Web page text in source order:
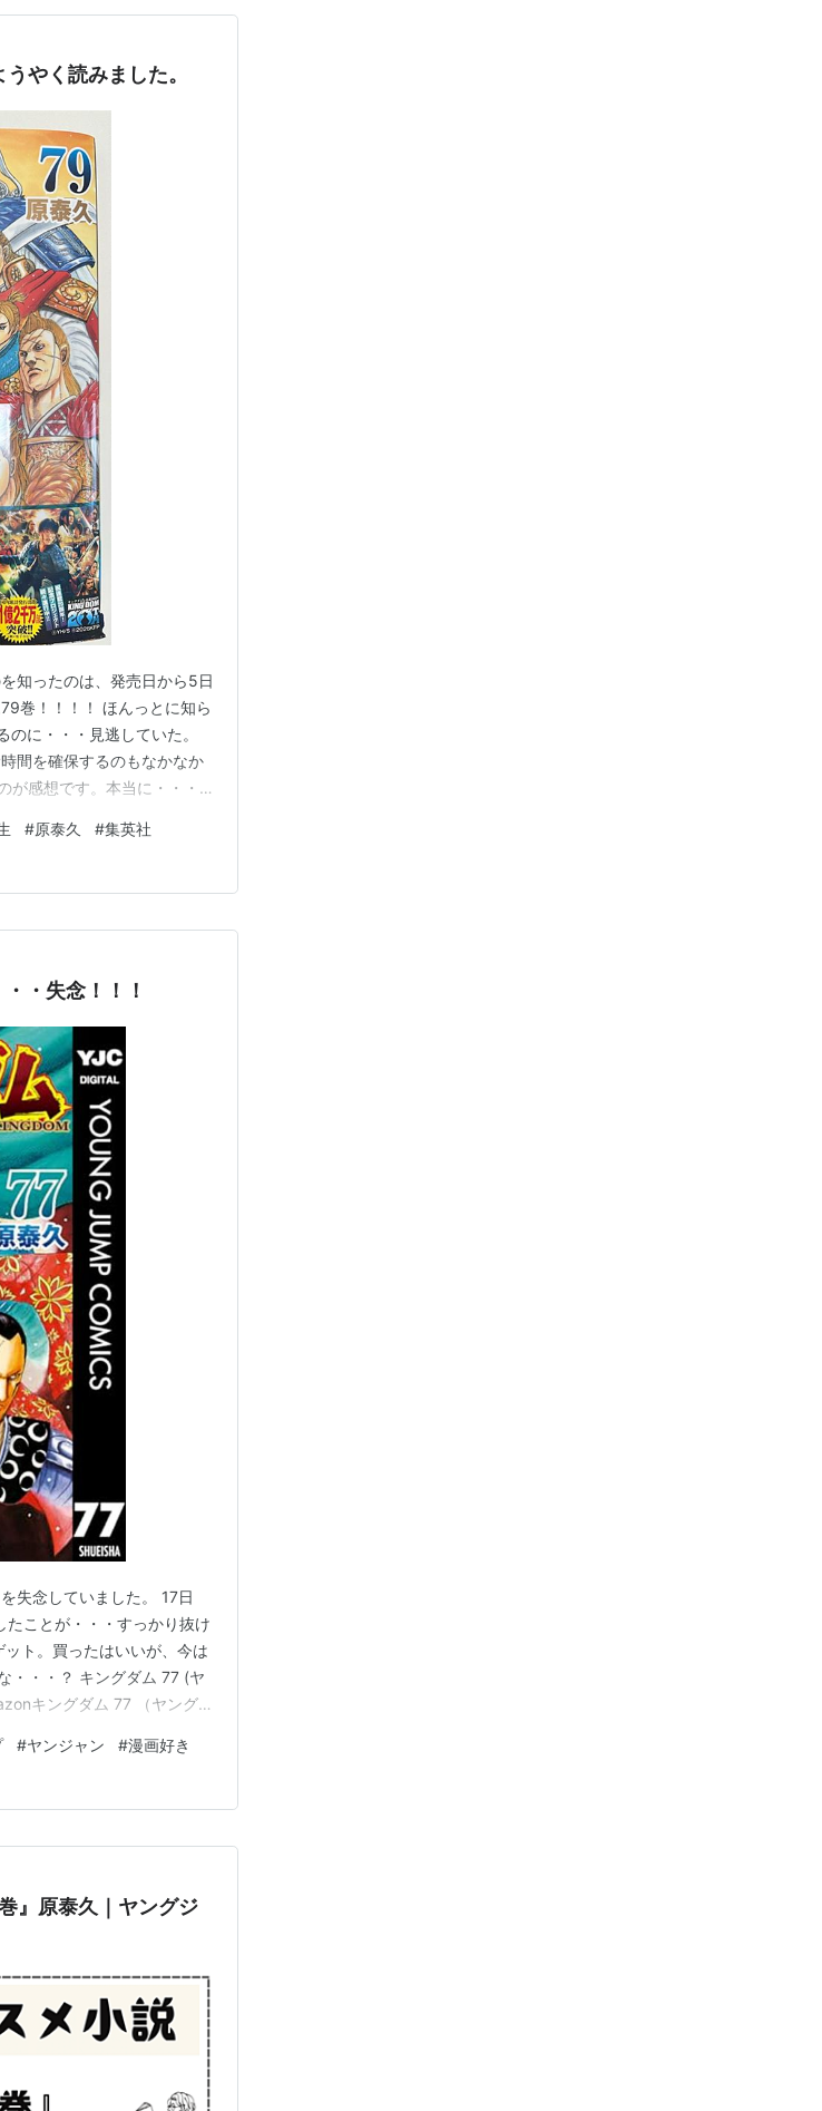
やく読みました。
知ったのは、発売日から5日
巻！！！！ ほんっとに知ら
に・・・見逃していた。
間を確保するのもなかなか
が感想です。本当に・・・原
ャンプコミックスDIGITAL)
#原泰久 #集英社
・失念！！！
失念していました。 17日
ことが・・・すっかり抜け
ト。買ったはいいが、今は
・・・？ キングダム 77 (ヤ
キングダム 77 （ヤングジ
簿ランキング参加中お金の
#ヤンジャン #漫画好き
』原泰久｜ヤングジ